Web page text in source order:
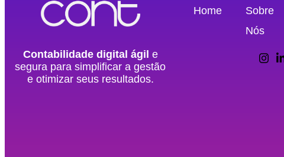
Contabilidade digital ágil e
segura para simplificar a gestão
e otimizar seus resultados.
Home
Sobre
Nós